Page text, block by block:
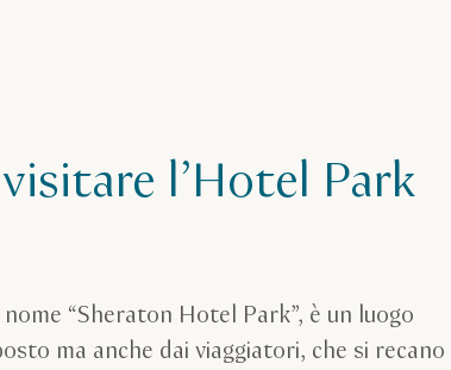
l’Hotel Park
“Sheraton Hotel Park”, è un luogo
ma anche dai viaggiatori, che si recano